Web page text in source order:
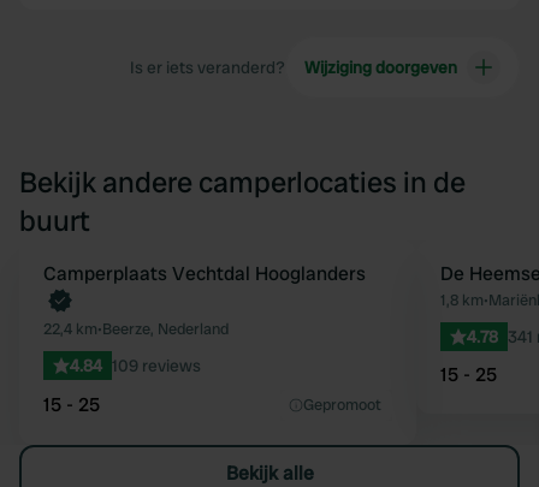
Is er iets veranderd? Wijziging doorgeven
Bekijk andere camperlocaties in de
buurt
Favoriet
Camperplaats Vechtdal Hooglanders
22,4 km•Beerze, Nederland
4.84 109 reviews
15 - 25 Gepromoot
De
1,8 km•
4.78
15 - 25
Bekijk alle